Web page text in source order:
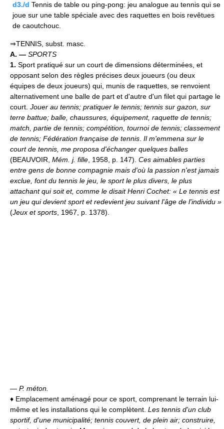
d3./d Tennis de table ou ping-pong: jeu analogue au tennis qui se
joue sur une table spéciale avec des raquettes en bois revêtues
de caoutchouc.
⇒TENNIS, subst. masc.
A. — SPORTS
1. Sport pratiqué sur un court de dimensions déterminées, et
opposant selon des règles précises deux joueurs (ou deux
équipes de deux joueurs) qui, munis de raquettes, se renvoient
alternativement une balle de part et d'autre d'un filet qui partage le
court. Jouer au tennis; pratiquer le tennis; tennis sur gazon, sur
terre battue; balle, chaussures, équipement, raquette de tennis;
match, partie de tennis; compétition, tournoi de tennis; classement
de tennis; Fédération française de tennis Il m'emmena sur le
court de tennis, me proposa d'échanger quelques balles
(BEAUVOIR, Mém. j. fille , 1958, p. 147). Ces aimables parties
entre gens de bonne compagnie mais d'où la passion n'est jamais
exclue, font du tennis le jeu, le sport le plus divers, le plus
attachant qui soit et, comme le disait Henri Cochet: « Le tennis est
un jeu qui devient sport et redevient jeu suivant l'âge de l'individu »
(Jeux et sports , 1967, p. 1378).
— P. méton.
♦ Emplacement aménagé pour ce sport, comprenant le terrain lui-
même et les installations qui le complètent. Les tennis d'un club
sportif, d'une municipalité; tennis couvert, de plein air; construire,